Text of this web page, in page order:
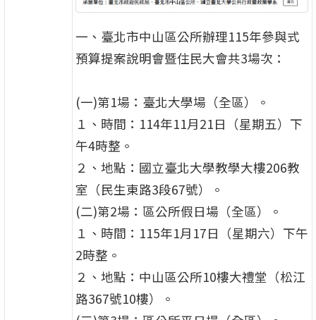
一、臺北市中山區公所辦理115年參與式
預算提案說明會暨住民大會共3場次：
(一)第1場：臺北大學場（全區）。
１、時間：114年11月21日（星期五）下
午4時整。
２、地點：國立臺北大學教學大樓206教
室（民生東路3段67號）。
(二)第2場：區公所假日場（全區）。
１、時間：115年1月17日（星期六）下午
2時整。
２、地點：中山區公所10樓大禮堂（松江
路367號10樓）。